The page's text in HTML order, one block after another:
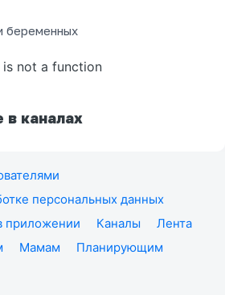
беременных
not a function
в каналах
персональных данных
приложении Каналы
Лента
Мамам
Планирующим